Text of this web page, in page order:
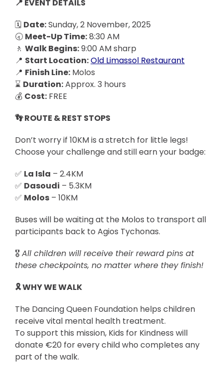
📍 EVENT DETAILS
🗓 Date:Sunday, 2 November, 2025
🕣 Meet-Up Time:8:30 AM
🚶 Walk Begins:9:00 AM sharp
📍 Start Location:Old Limassol Restaurant
📍 Finish Line: Molos
⌛ Duration:Approx. 3 hours
💰 Cost: FREE
👣 ROUTE & REST STOPS
Don’t worry if 10KM is a stretch for little legs!
Choose your challenge and still earn your badge:
✅ La Isla – 2.4KM
✅ Dasoudi – 5.3KM
✅ Molos – 10KM
Buses will be waiting at the Molos to transport all
participants back to Agios Tychonas.
🎖 All children will receive their reward pins at
these checkpoints, no matter where they finish!
🎗 WHY WE WALK
The Dancing Queen Foundation helps children
receive vital mental health treatment.
To support this mission, Kids for Kindness will
donate €20 for every child who completes any
part of the walk.